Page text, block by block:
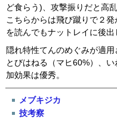
ど食らう)、攻撃振りだと高
こちらからは飛び蹴りで２
を読んでもナットレイに後出
隠れ特性てんのめぐみが適
とびはねる（マヒ60%）、
加効果は優秀。
メブキジカ
技考察